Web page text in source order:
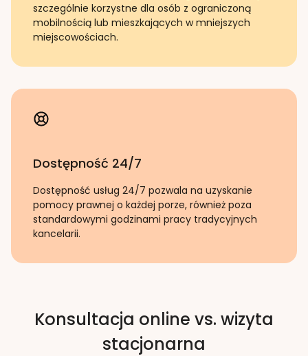
szczególnie korzystne dla osób z ograniczoną
mobilnością lub mieszkających w mniejszych
miejscowościach.
Dostępność 24/7
Dostępność usług 24/7 pozwala na uzyskanie
pomocy prawnej o każdej porze, również poza
standardowymi godzinami pracy tradycyjnych
kancelarii.
Konsultacja online vs. wizyta
stacjonarna